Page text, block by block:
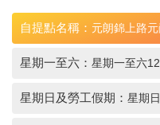
自提點名稱： 元朗錦上路元
星期一至六： 星期一至六
星期日及勞工假期： 星期